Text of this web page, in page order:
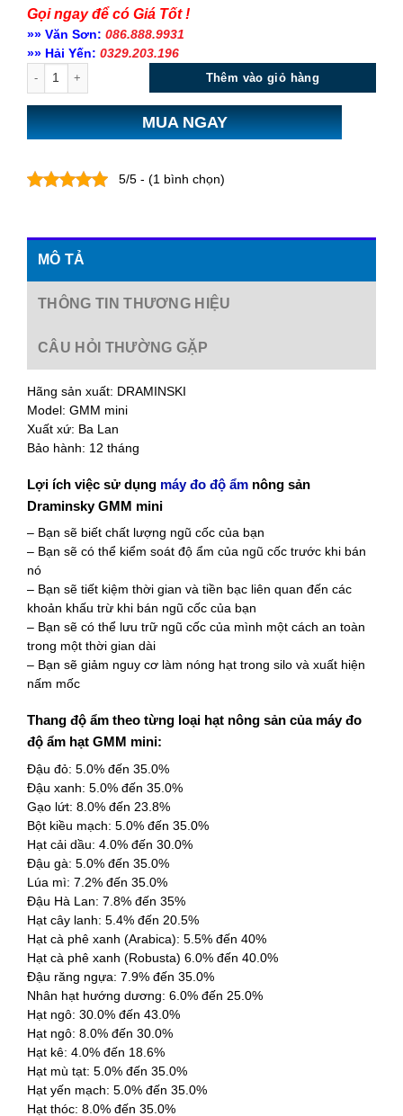
Gọi ngay để có Giá Tốt !
»» Văn Sơn: 086.888.9931
»» Hải Yến: 0329.203.196
Thêm vào giỏ hàng
MUA NGAY
5/5 - (1 bình chọn)
MÔ TẢ
THÔNG TIN THƯƠNG HIỆU
CÂU HỎI THƯỜNG GẶP
Hãng sản xuất: DRAMINSKI
Model: GMM mini
Xuất xứ: Ba Lan
Bảo hành: 12 tháng
Lợi ích việc sử dụng máy đo độ ẩm nông sản
Draminsky GMM mini
– Bạn sẽ biết chất lượng ngũ cốc của bạn
– Bạn sẽ có thể kiểm soát độ ẩm của ngũ cốc trước khi bán
nó
– Bạn sẽ tiết kiệm thời gian và tiền bạc liên quan đến các
khoản khấu trừ khi bán ngũ cốc của bạn
– Bạn sẽ có thể lưu trữ ngũ cốc của mình một cách an toàn
trong một thời gian dài
– Bạn sẽ giảm nguy cơ làm nóng hạt trong silo và xuất hiện
nấm mốc
Thang độ ẩm theo từng loại hạt nông sản của máy đo
độ ẩm hạt GMM mini:
Đậu đỏ: 5.0% đến 35.0%
Đậu xanh: 5.0% đến 35.0%
Gạo lứt: 8.0% đến 23.8%
Bột kiều mạch: 5.0% đến 35.0%
Hạt cải dầu: 4.0% đến 30.0%
Đậu gà: 5.0% đến 35.0%
Lúa mì: 7.2% đến 35.0%
Đậu Hà Lan: 7.8% đến 35%
Hạt cây lanh: 5.4% đến 20.5%
Hạt cà phê xanh (Arabica): 5.5% đến 40%
Hạt cà phê xanh (Robusta) 6.0% đến 40.0%
Đậu răng ngựa: 7.9% đến 35.0%
Nhân hạt hướng dương: 6.0% đến 25.0%
Hạt ngô: 30.0% đến 43.0%
Hạt ngô: 8.0% đến 30.0%
Hạt kê: 4.0% đến 18.6%
Hạt mù tạt: 5.0% đến 35.0%
Hạt yến mạch: 5.0% đến 35.0%
Hạt thóc: 8.0% đến 35.0%